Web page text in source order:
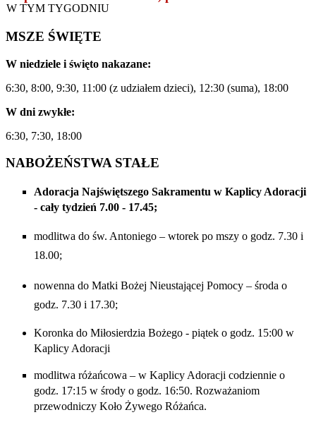
W TYM TYGODNIU
MSZE ŚWIĘTE
W niedziele i święto nakazane:
6:30, 8:00, 9:30, 11:00 (z udziałem dzieci), 12:30 (suma), 18:00
W dni zwykłe:
6:30, 7:30, 18:00
NABOŻEŃSTWA STAŁE
Adoracja Najświętszego Sakramentu w Kaplicy Adoracji
- cały tydzień 7.00 - 17.45;
modlitwa do św. Antoniego – wtorek po mszy o godz. 7.30 i
18.00;
nowenna do Matki Bożej Nieustającej Pomocy – środa o
godz. 7.30 i 17.30;
Koronka do Miłosierdzia Bożego - piątek o godz. 15:00 w
Kaplicy Adoracji
modlitwa różańcowa – w Kaplicy Adoracji codziennie o
godz. 17:15 w środy o godz. 16:50. Rozważaniom
przewodniczy Koło Żywego Różańca.